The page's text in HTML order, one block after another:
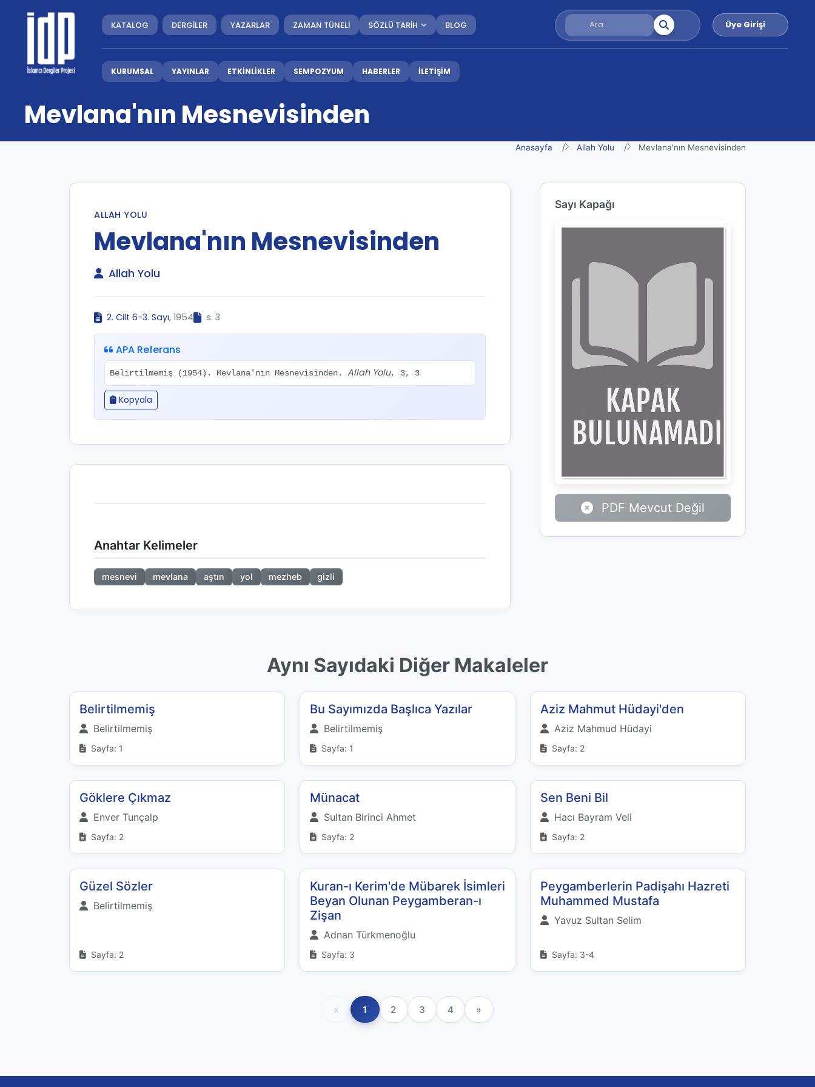
KATALOG DERGİLER YAZARLAR ZAMAN TÜNELİ SÖZLÜ TARİH BLOG Üye Girişi
KURUMSAL YAYINLAR ETKİNLİKLER SEMPOZYUM HABERLER İLETİŞİM
Mevlana'nın Mesnevisinden
Anasayfa Allah Yolu Mevlana'nın Mesnevisinden
ALLAH YOLU
Mevlana'nın Mesnevisinden
Allah Yolu
2. Cilt 6-3. Sayı, 1954 s. 3
APA Referans
Belirtilmemiş (1954). Mevlana'nın Mesnevisinden. Allah Yolu, 3, 3
Kopyala
Anahtar Kelimeler
mesnevi mevlana aştın yol mezheb gizli
Sayı Kapağı
PDF Mevcut Değil
Aynı Sayıdaki Diğer Makaleler
Belirtilmemiş
Belirtilmemiş
Sayfa: 1
Bu Sayımızda Başlıca Yazılar
Belirtilmemiş
Sayfa: 1
Aziz Mahmut Hüdayi'den
Aziz Mahmud Hüdayi
Sayfa: 2
Göklere Çıkmaz
Enver Tunçalp
Sayfa: 2
Münacat
Sultan Birinci Ahmet
Sayfa: 2
Sen Beni Bil
Hacı Bayram Veli
Sayfa: 2
Güzel Sözler
Belirtilmemiş
Sayfa: 2
Kuran-ı Kerim'de Mübarek İsimleri
Beyan Olunan Peygamberan-ı
Zişan
Adnan Türkmenoğlu
Sayfa: 3
Peygamberlerin Padişahı Hazreti
Muhammed Mustafa
Yavuz Sultan Selim
Sayfa: 3-4
« 1 2 3 4 »